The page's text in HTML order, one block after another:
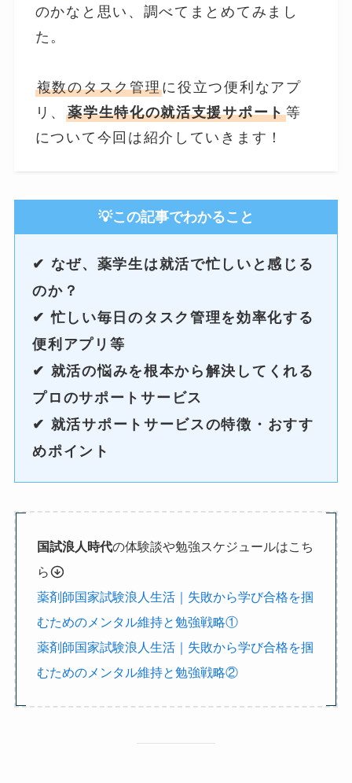
のかなと思い、調べてまとめてみまし
た。
複数のタスク管理に役立つ便利なアプ
リ、薬学生特化の就活支援サポート等
について今回は紹介していきます！
💡この記事でわかること
✔ なぜ、薬学生は就活で忙しいと感じる
のか？
✔ 忙しい毎日のタスク管理を効率化する
便利アプリ等
✔ 就活の悩みを根本から解決してくれる
プロのサポートサービス
✔ 就活サポートサービスの特徴・おすす
めポイント
国試浪人時代の体験談や勉強スケジュールはこち
ら
薬剤師国家試験浪人生活｜失敗から学び合格を掴
むためのメンタル維持と勉強戦略①
薬剤師国家試験浪人生活｜失敗から学び合格を掴
むためのメンタル維持と勉強戦略②